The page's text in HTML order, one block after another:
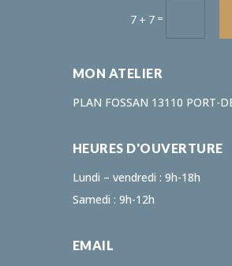
7 + 7 =
MON ATELIER
PLAN FOSSAN 13110 PORT-
HEURES D'OUVERTURE
Lundi – vendredi : 9h-18h
Samedi : 9h-12h
EMAIL